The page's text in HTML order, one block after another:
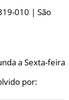
010 | São
a Sexta-feira
por: